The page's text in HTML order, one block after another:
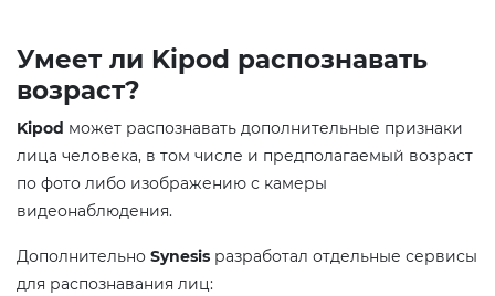
Умеет ли Kipod распознавать
возраст?
Kipod может распознавать дополнительные признаки
лица человека, в том числе и предполагаемый возраст
по фото либо изображению с камеры
видеонаблюдения.
Дополнительно Synesis разработал отдельные сервисы
для распознавания лиц: